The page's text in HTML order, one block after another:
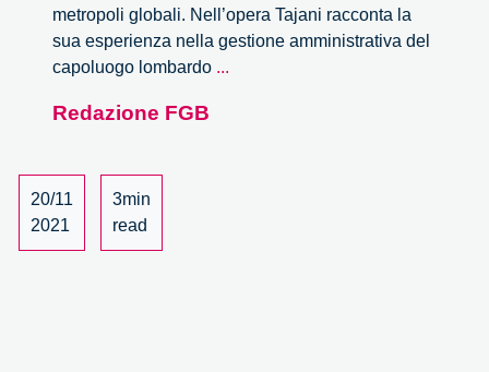
metropoli globali. Nell’opera Tajani racconta la
sua esperienza nella gestione amministrativa del
capoluogo lombardo ...
Redazione FGB
20/11
2021
3min
read